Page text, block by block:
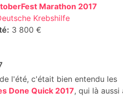
Marathon 2017
Krebshilfe
3 800 €
l'été, c'était bien entendu les
Done Quick 2017, qui là aussi